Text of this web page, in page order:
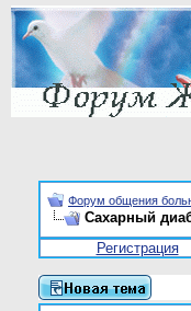
Форум общения
Сахарный
Регистрация